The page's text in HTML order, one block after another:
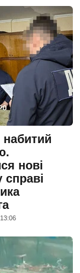
нові
справі